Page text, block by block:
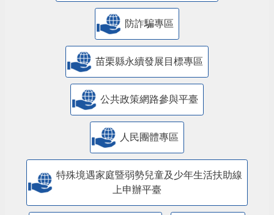
防詐騙專區
苗栗縣永續發展目標專區
公共政策網路參與平臺
人民團體專區
特殊境遇家庭暨弱勢兒童及少年生活扶助線
上申辦平臺